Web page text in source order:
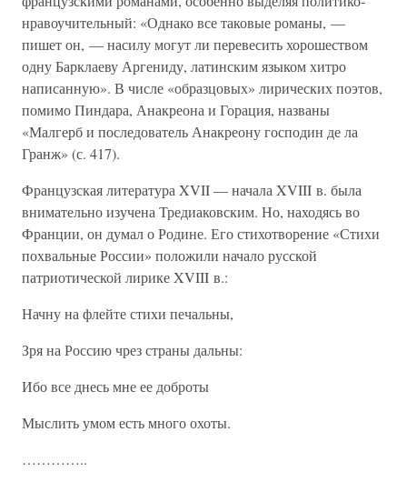
нравоучительный: «Однако все таковые романы, —
пишет он, — насилу могут ли перевесить хорошеством
одну Барклаеву Аргениду, латинским языком хитро
написанную». В числе «образцовых» лирических поэтов,
помимо Пиндара, Анакреона и Горация, названы
«Малгерб и последователь Анакреону господин де ла
Гранж» (с. 417).
Французская литература XVII — начала XVIII в. была
внимательно изучена Тредиаковским. Но, находясь во
Франции, он думал о Родине. Его стихотворение «Стихи
похвальные России» положили начало русской
патриотической лирике XVIII в.:
Начну на флейте стихи печальны,
Зря на Россию чрез страны дальны:
Ибо все днесь мне ее доброты
Мыслить умом есть много охоты.
…………..